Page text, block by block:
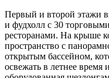
Первый и второй этажи
и фудхолл с 30
ресторанами. На крыше
пространство с
открытым бассейном,
освежать в летнее время